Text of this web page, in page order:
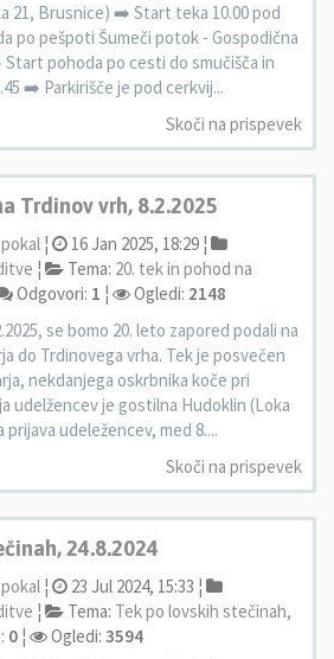
21, Brusnice) ➡️ Start teka 10.00 pod
po pešpoti Šumeči potok - Gospodična
pohoda po cesti do smučišča in
➡️ Parkirišče je pod cerkvij...
Skoči na prispevek
Trdinov vrh, 8.2.2025
¦
16 Jan 2025, 18:29 ¦
¦ Tema: 20. tek in pohod na
Odgovori: 1 ¦ Ogledi: 2148
se bomo 20. leto zapored podali na
do Trdinovega vrha. Tek je posvečen
nekdanjega oskrbnika koče pri
udelžencev je gostilna Hudoklin (Loka
udeležencev, med 8....
Skoči na prispevek
24.8.2024
¦
23 Jul 2024, 15:33 ¦
¦ Tema: Tek po lovskih stečinah,
0 ¦ Ogledi: 3594